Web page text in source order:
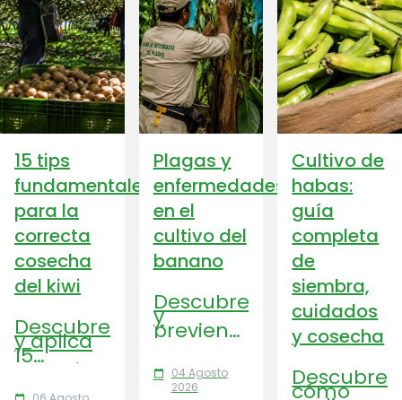
15 tips
fundamentales
para la
correcta
cosecha
del kiwi
Descubre
y aplica
15
consejos
Plagas y
enfermedades
en el
cultivo del
banano
Descubre
y
previene
las
plagas y
enfermedades
calendar_today
04 Agosto
2026
Cultivo de
habas:
guía
completa
de
siembra,
cuidados
y cosecha
Descubre
cómo